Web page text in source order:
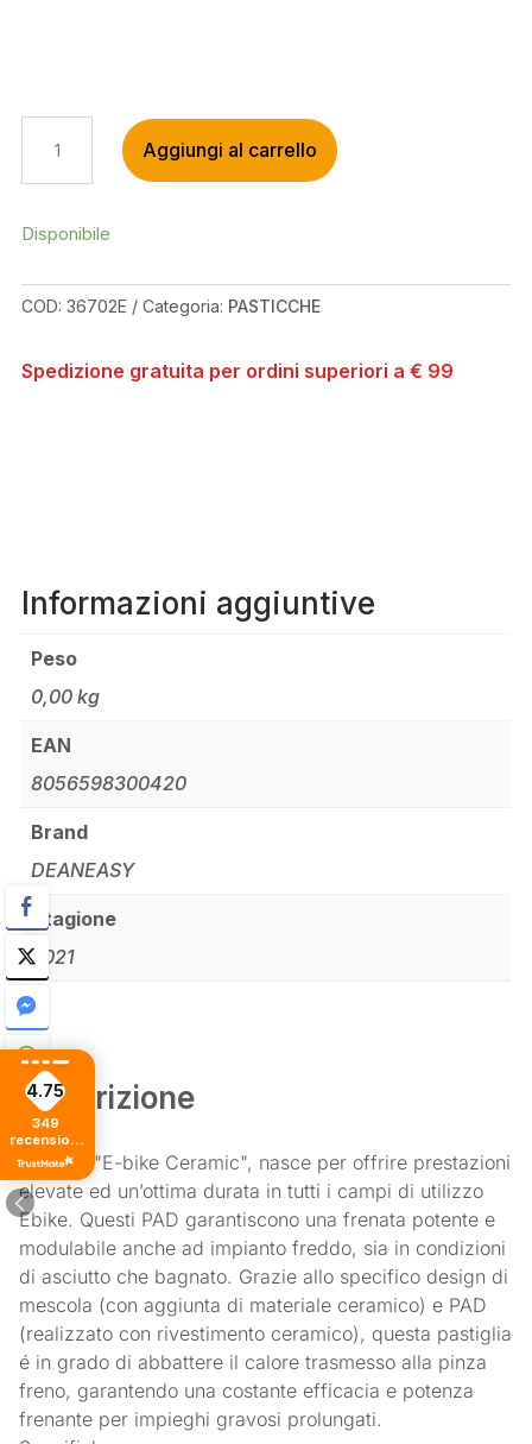
PASTIGLIE
SHIMANO
ZEE
E-
BIKE
Aggiungi al carrello
Disponibile
COD: 36702E Categoria: PASTICCHE
Spedizione gratuita per ordini superiori a € 99
Informazioni aggiuntive
Peso
0,00 kg
EAN
8056598300420
Brand
DEANEASY
Stagione
2021
Descrizione
La linea "E-bike Ceramic", nasce per offrire prestazioni
elevate ed un’ottima durata in tutti i campi di utilizzo
Ebike. Questi PAD garantiscono una frenata potente e
modulabile anche ad impianto freddo, sia in condizioni
di asciutto che bagnato. Grazie allo specifico design di
mescola (con aggiunta di materiale ceramico) e PAD
(realizzato con rivestimento ceramico), questa pastiglia
é in grado di abbattere il calore trasmesso alla pinza
freno, garantendo una costante efficacia e potenza
frenante per impieghi gravosi prolungati.
4.75
349
recensioni
di tutti i